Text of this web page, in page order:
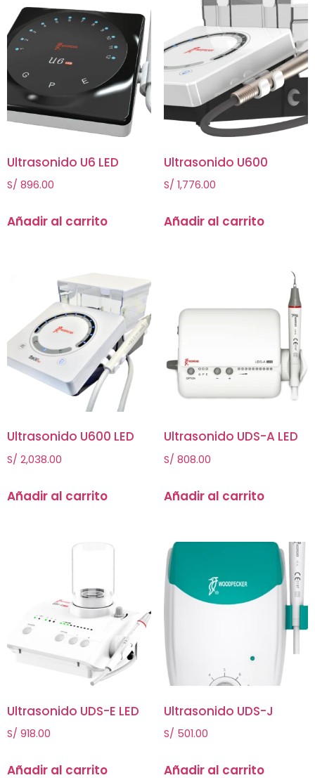
Ultrasonido U6 LED
S/ 896.00
Añadir al carrito
Ultrasonido U600
S/ 1,776.00
Añadir al carrito
Ultrasonido U600 LED
S/ 2,038.00
Añadir al carrito
Ultrasonido UDS-A LED
S/ 808.00
Añadir al carrito
Ultrasonido UDS-E LED
S/ 918.00
Añadir al carrito
Ultrasonido UDS-J
S/ 501.00
Añadir al carrito